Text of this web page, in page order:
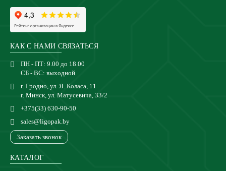
КАК С НАМИ СВЯЗАТЬСЯ
ПН - ПТ: 9.00 до 18.00
СБ - ВС: выходной
г. Гродно, ул. Я. Коласа, 11
г. Минск, ул. Матусевича, 33/2
+375(33) 630-90-50
sales@ligopak.by
Заказать звонок
КАТАЛОГ